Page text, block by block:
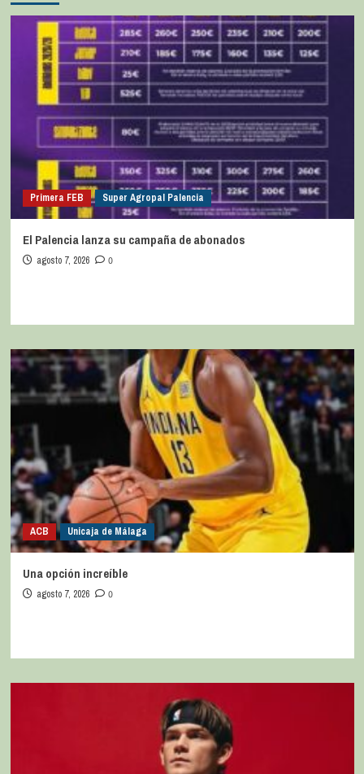
Primera FEB Super Agropal Palencia
El Palencia lanza su campaña de abonados
agosto 7, 2026 0
ACB Unicaja de Málaga
Una opción increíble
agosto 7, 2026 0